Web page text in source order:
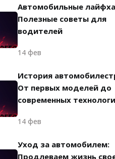
Автомобильные
Полезные советы для
водителей
14 фев
История
От первых моделей до
современных
14 фев
Уход за автомобилем:
Продлеваем жизнь